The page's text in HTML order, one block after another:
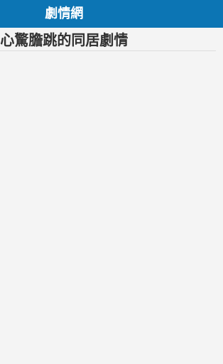
劇情網
心驚膽跳的同居劇情